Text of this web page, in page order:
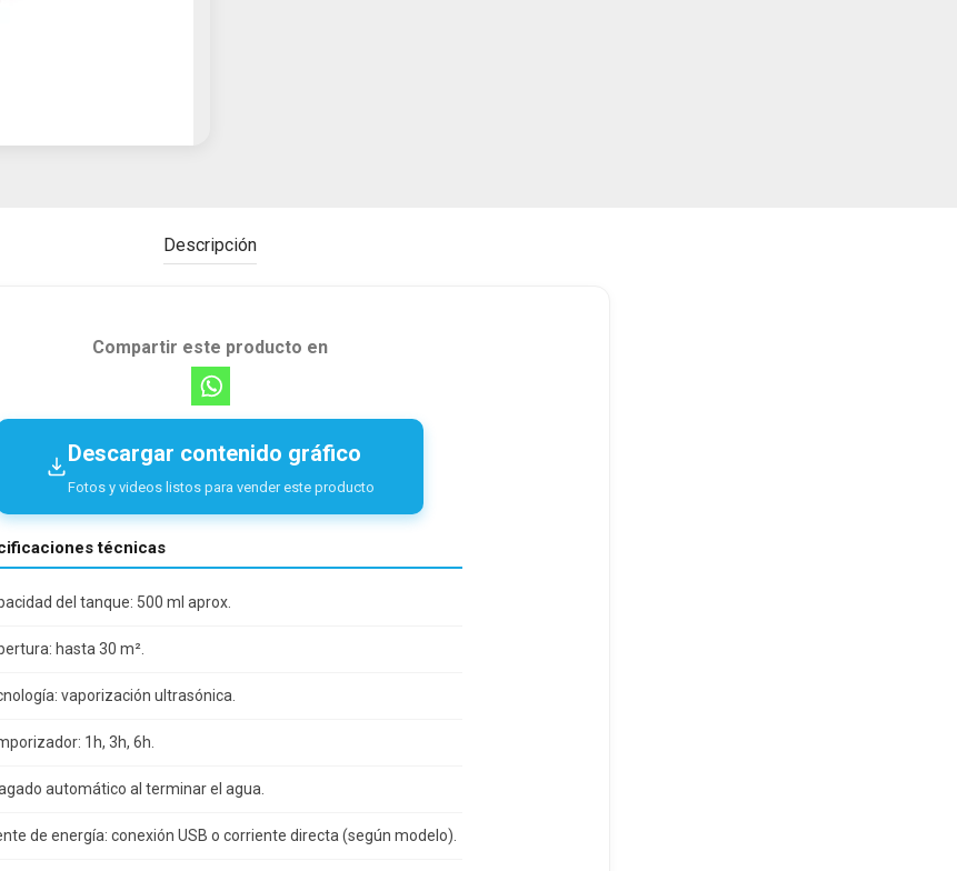
Descripción
Compartir este producto en
Descargar contenido gráfico
Fotos y videos listos para vender este producto
técnicas
del tanque: 500 ml aprox.
hasta 30 m².
vaporización ultrasónica.
1h, 3h, 6h.
automático al terminar el agua.
de energía: conexión USB o corriente directa (según modelo).